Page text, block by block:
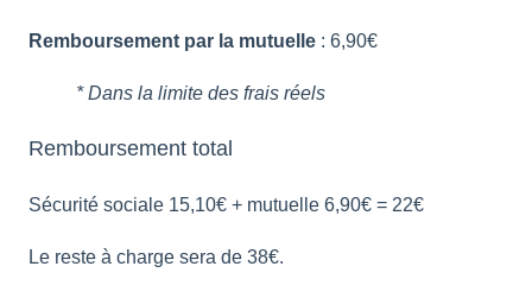
Remboursement par la mutuelle : 6,90€
* Dans la limite des frais réels
Remboursement total
Sécurité sociale 15,10€ + mutuelle 6,90€ = 22€
Le reste à charge sera de 38€.